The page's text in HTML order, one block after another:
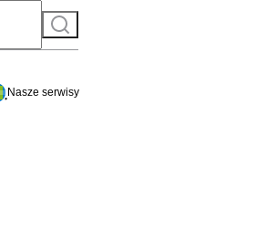
Szukaj
Nasze serwisy